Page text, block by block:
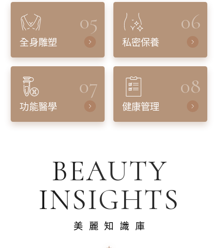
05
全身雕塑
06
私密保養
07
功能醫學
08
健康管理
BEAUTY
INSIGHTS
美麗知識庫